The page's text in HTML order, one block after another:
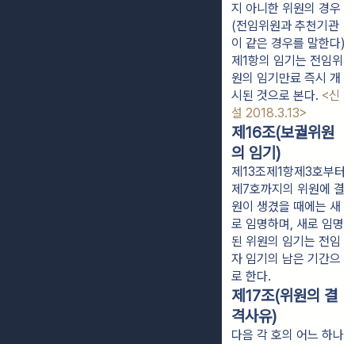
지 아니한 위원의 경우
(전임위원과 추천기관
이 같은 경우를 말한다)
제1항의 임기는 전임위
원의 임기만료 즉시 개
시된 것으로 본다. <신
설 2018.3.13>
제16조(보궐위원
의 임기)
제13조제1항제3호부터
제7호까지의 위원에 결
원이 생겼을 때에는 새
로 임명하며, 새로 임명
된 위원의 임기는 전임
자 임기의 남은 기간으
로 한다.
제17조(위원의 결
격사유)
다음 각 호의 어느 하나